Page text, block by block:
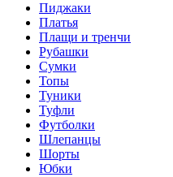
Пиджаки
Платья
Плащи и тренчи
Рубашки
Сумки
Топы
Туники
Туфли
Футболки
Шлепанцы
Шорты
Юбки